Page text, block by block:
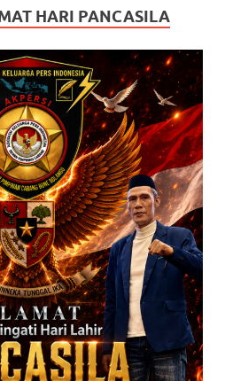
HARI PANCASILA